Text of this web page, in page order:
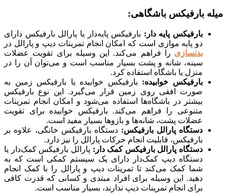
بارفیکس باشگاهی:
بارفیکس پایه دار:بارفیکس پایه‌دار یا پارالل بارفیکس دارای
دو پایه موازی است که امکان انجام تمرینات دیپ و پارالل در
بدنسازیرا فراهم می‌کند. این وسیله برای تقویت عضلات
سینه، شانه و پشت بسیار مناسب است و می‌توان آن را در
منزل یا باشگاه استفاده کرد.
بارفیکس خوابیده:بارفیکس خوابیده یا بارفیکس زمین به
صورت افقی روی زمین قرار می‌گیرد. این نوع بارفیکس
بیشتر در باشگاه‌ها استفاده می‌شود و امکان انجام تمرینات
متنوعی را فراهم می‌کند. بارفیکس خوابیده برای تقویت
عضلات پشت، شانه‌ها و بازوها بسیار مفید است.
دستگاه پارالل بارفیکس:دستگاه بارفیکس خانگی، علاوه بر
بارفیکس، قابلیت انجام حرکات پارالل را نیز دارد.
دستگاه پارالل بارفیکس کمک دار:پارالل بارفیکس کمک‌دار یا
دستگاه دیپ کمک‌دار دارای یک سیستم کمکی است که به
شما کمک می‌کند تا تمرینات دیپ و پارالل را با کمک انجام
دهید. این وسیله برای افراد مبتدی و کسانی که قدرت کافی
برای انجام تمرینات دیپ ندارند، بسیار مناسب است.